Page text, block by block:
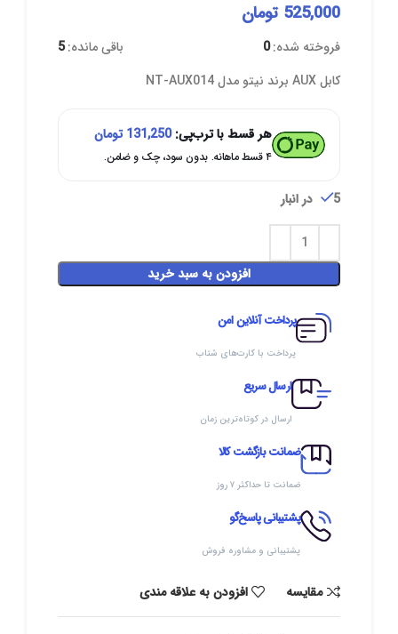
525,000 تومان
فروخته شده:0 باقی مانده:5
کابل AUX برند نیتو مدل NT-AUX014
هر قسط با ترب‌پی:131,250 تومان
۴ قسط ماهانه. بدون سود، چک و ضامن.
5 در انبار
افزودن به سبد خرید
پرداخت آنلاین امن
پرداخت با کارت‌های شتاب
ارسال سریع
ارسال در کوتاه‌ترین زمان
ضمانت بازگشت کالا
ضمانت تا حداکثر ۷ روز
پشتیبانی پاسخ‌گو
پشتیبانی و مشاوره فروش
مقایسه افزودن به علاقه مندی